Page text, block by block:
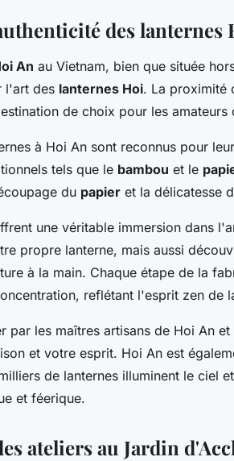
des lanternes
An au Vietnam, bien que située
l'art des lanternes Hoi. La proximité
de choix pour les amateurs
à Hoi An sont reconnus pour
tels que le bambou et le
du papier et la délicatesse
une véritable immersion dans
propre lanterne, mais aussi
à la main. Chaque étape de la
reflétant l'esprit zen de
par les maîtres artisans de Hoi An
et votre esprit. Hoi An est
de lanternes illuminent le ciel
et féerique.
ateliers au Jardin